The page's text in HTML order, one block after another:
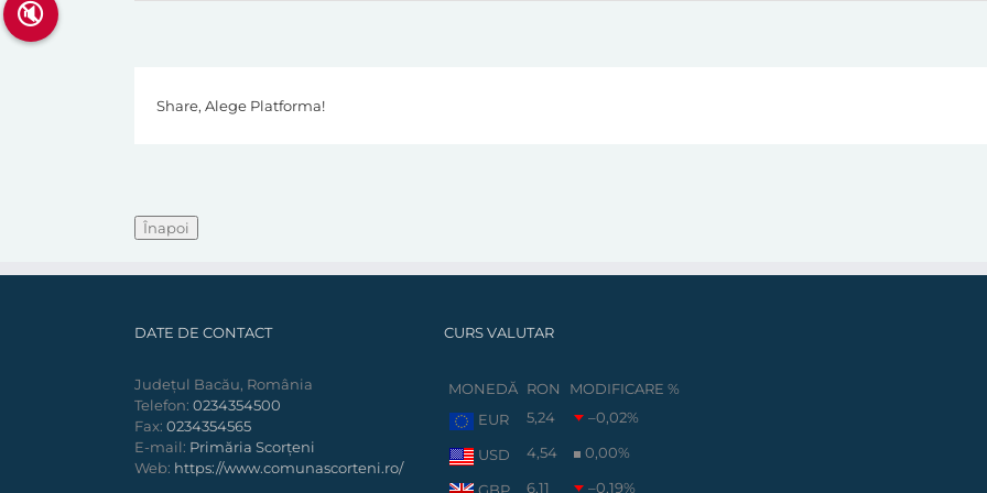
Share, Alege Platforma!
DATE DE CONTACT
Județul Bacău, România
Telefon: 0234354500
Fax: 0234354565
E-mail: Primăria Scorțeni
Web: https://www.comunascorteni.ro/
CURS VALUTAR
MONEDĂ RON
MODIFICARE %
EUR
5,24 –0,02%
USD 4,54 0,00%
6,11 –0,19%
🔇